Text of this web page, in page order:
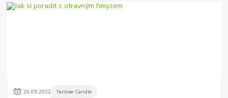
20.05.2022 Yankee Candle